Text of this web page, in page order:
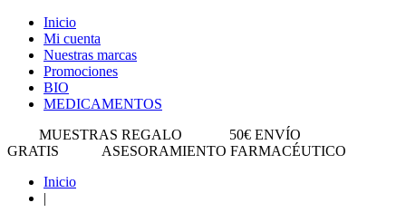
Inicio
Mi cuenta
Nuestras marcas
Promociones
BIO
MEDICAMENTOS
MUESTRAS REGALO
50€ ENVÍO
GRATIS
ASESORAMIENTO FARMACÉUTICO
Inicio
|